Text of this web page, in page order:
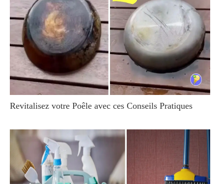
Revitalisez votre Poêle avec ces Conseils Pratiques